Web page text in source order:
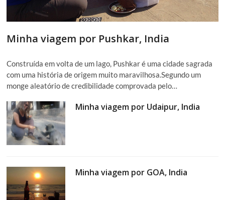
Minha viagem por Pushkar, India
Construída em volta de um lago, Pushkar é uma cidade sagrada
com uma história de origem muito maravilhosa.Segundo um
monge aleatório de credibilidade comprovada pelo…
Minha viagem por Udaipur, India
Minha viagem por GOA, India